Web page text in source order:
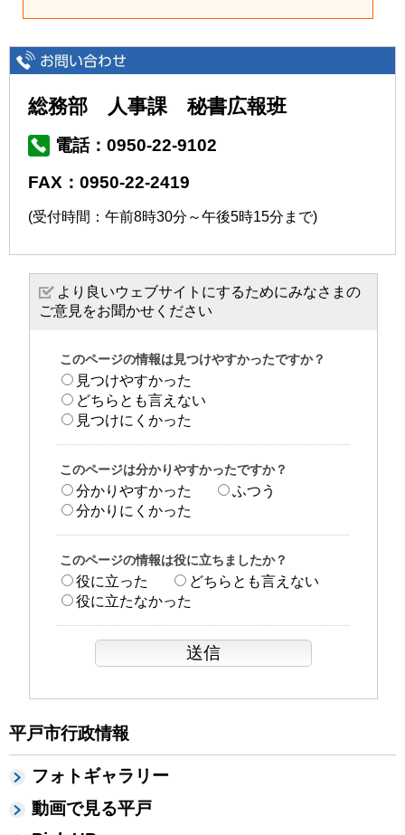
平戸市行政情報
フォトギャラリー
動画で見る平戸
総務部 人事課 秘書広報班
電話：0950-22-9102
FAX：0950-22-2419
(受付時間：午前8時30分～午後5時15分まで)
より良いウェブサイトにするためにみなさまの
ご意見をお聞かせください
このページの情報は見つけやすかったですか？
見つけやすかった
どちらとも言えない
見つけにくかった
このページは分かりやすかったですか？
分かりやすかった
ふつう
分かりにくかった
このページの情報は役に立ちましたか？
役に立った
どちらとも言えない
役に立たなかった